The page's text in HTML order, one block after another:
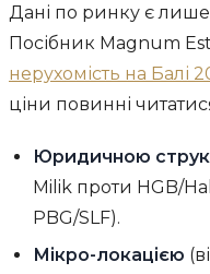
Дані по ринку є
Посібник Magnum
нерухомість на Балі
ціни повинні
Юридичною
Milik проти HGB/
PBG/SLF).
Мікро-локацією